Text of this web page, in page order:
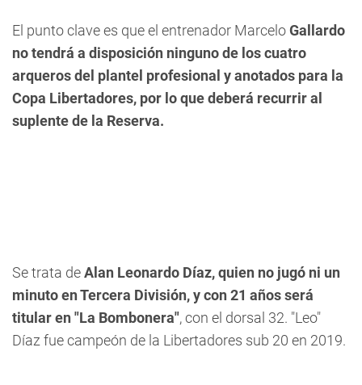
El punto clave es que el entrenador MarceloGallardo
no tendrá a disposición ninguno de los cuatro
arqueros del plantel profesional y anotados para la
Copa Libertadores, por lo que deberá recurrir al
suplente de la Reserva.
Se trata deAlan Leonardo Díaz, quien no jugó ni un
minuto en Tercera División, y con 21 años será
titular en "La Bombonera", con el dorsal 32. "Leo"
Díaz fue campeón de la Libertadores sub 20 en 2019.